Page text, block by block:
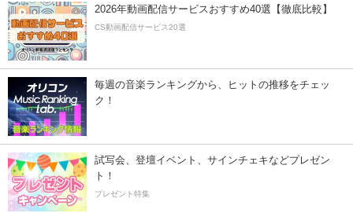
2026年動画配信サービスおすすめ40選【徹底比較】
CS動画配信サービス20選
毎週の音楽ランキングから、ヒットの推移をチェッ
ク！
試写会、登壇イベント、サインチェキなどプレゼン
ト！
プレゼント特集